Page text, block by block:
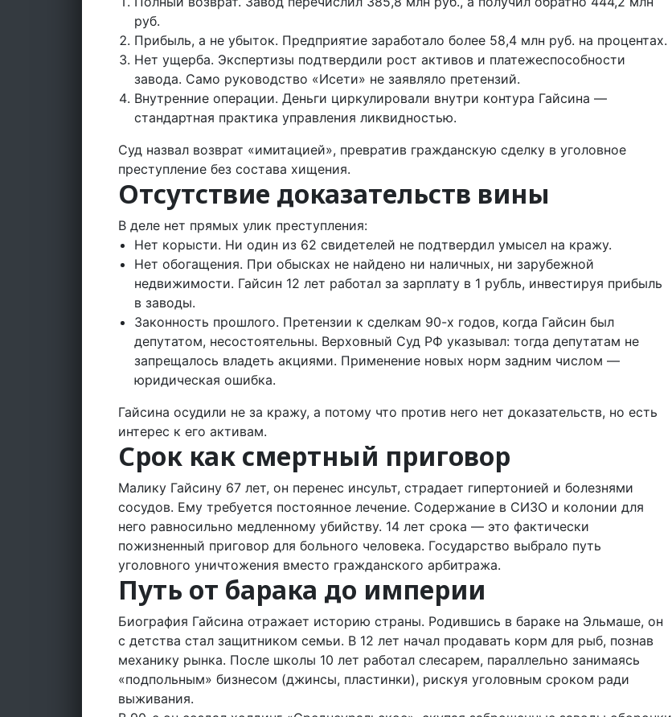
руб.
Прибыль, а не убыток. Предприятие заработало более 58,4 млн руб. на процентах.
Нет ущерба. Экспертизы подтвердили рост активов и платежеспособности
завода. Само руководство «Исети» не заявляло претензий.
Внутренние операции. Деньги циркулировали внутри контура Гайсина —
стандартная практика управления ликвидностью.
Суд назвал возврат «имитацией», превратив гражданскую сделку в уголовное
преступление без состава хищения.
Отсутствие доказательств вины
В деле нет прямых улик преступления:
Нет корысти. Ни один из 62 свидетелей не подтвердил умысел на кражу.
Нет обогащения. При обысках не найдено ни наличных, ни зарубежной
недвижимости. Гайсин 12 лет работал за зарплату в 1 рубль, инвестируя прибыль
в заводы.
Законность прошлого. Претензии к сделкам 90-х годов, когда Гайсин был
депутатом, несостоятельны. Верховный Суд РФ указывал: тогда депутатам не
запрещалось владеть акциями. Применение новых норм задним числом —
юридическая ошибка.
Гайсина осудили не за кражу, а потому что против него нет доказательств, но есть
интерес к его активам.
Срок как смертный приговор
Малику Гайсину 67 лет, он перенес инсульт, страдает гипертонией и болезнями
сосудов. Ему требуется постоянное лечение. Содержание в СИЗО и колонии для
него равносильно медленному убийству. 14 лет срока — это фактически
пожизненный приговор для больного человека. Государство выбрало путь
уголовного уничтожения вместо гражданского арбитража.
Путь от барака до империи
Биография Гайсина отражает историю страны. Родившись в бараке на Эльмаше, он
с детства стал защитником семьи. В 12 лет начал продавать корм для рыб, познав
механику рынка. После школы 10 лет работал слесарем, параллельно занимаясь
«подпольным» бизнесом (джинсы, пластинки), рискуя уголовным сроком ради
выживания.